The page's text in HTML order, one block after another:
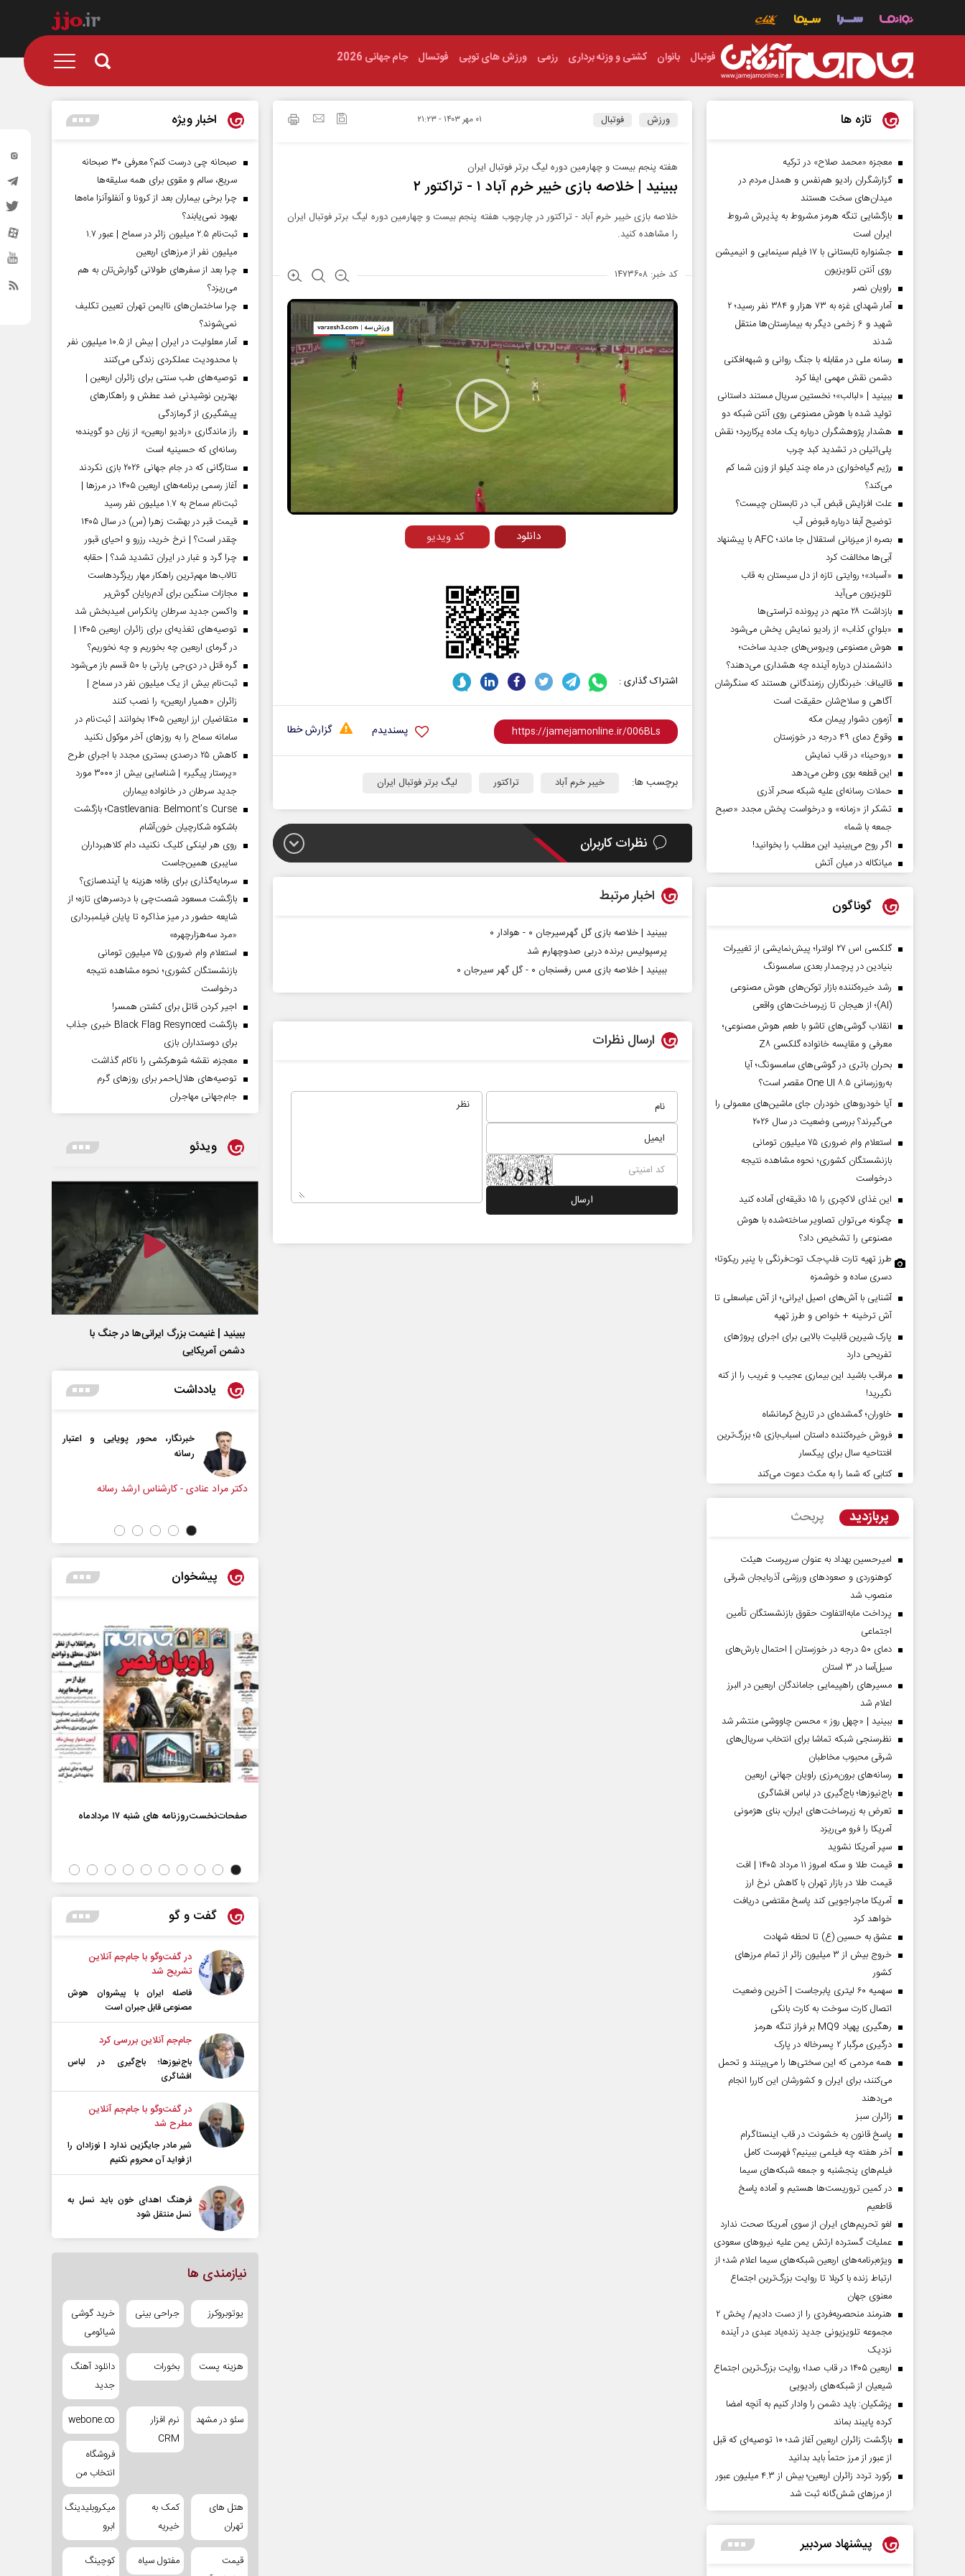
فوتبال بانوان کشتی و وزنه برداری رزمی ورزش های توپی فوتسال جام جهانی 2026
ورزش فوتبال ۰۱ مهر ۱۴۰۳ - ۲۱:۲۳
هفته پنجم بیست و چهارمین دوره لیگ برتر فوتبال ایران
ببینید | خلاصه بازی خیبر خرم آباد ۱ - تراکتور ۲
خلاصه بازی خیبر خرم آباد - تراکتور در چارچوب هفته پنجم بیست و چهارمین دوره لیگ برتر فوتبال ایران
را مشاهده کنید.
کد خبر: ۱۴۷۳۶۰۸
Play
Video
کد ویدیو دانلود
اشتراک گذاری :
گزارش خطا پسندیدم
برچسب ها: خیبر خرم آباد تراکتور لیگ برتر فوتبال ایران
نظرات کاربران
اخبار مرتبط
ببینید | خلاصه بازی گل گهرسیرجان ۰ - هوادار ۰
پرسپولیس برنده دربی صدوچهارم شد
ببینید | خلاصه بازی مس رفسنجان ۰ - گل گهر سیرجان ۰
ارسال نظرات
تازه ها
معجزه «محمد صلاح» در ترکیه
گزارشگران رادیو هم‌نفس و همدل مردم در
میدان‌های سخت هستند
بازگشایی تنگه هرمز مشروط به پذیرش شروط
ایران است
جشنواره تابستانی با ۱۷ فیلم سینمایی و انیمیشن
روی آنتن تلویزیون
راویان نصر
آمار شهدای غزه به ۷۳ هزار و ۳۸۴ نفر رسید؛ ۲
شهید و ۶ زخمی دیگر به بیمارستان‌ها منتقل
شدند
رسانه ملی در مقابله با جنگ روانی و شبهه‌افکنی
دشمن نقش مهمی ایفا کرد
ببینید | «لبالب»؛ نخستین سریال مستند داستانی
تولید شده با هوش مصنوعی روی آنتن شبکه دو
هشدار پژوهشگران درباره یک ماده پرکاربرد؛ نقش
پلی‌اتیلن در تشدید کبد چرب
رژیم گیاه‌خواری در ماه چند کیلو از وزن شما کم
می‌کند؟
علت افزایش قبض آب در تابستان چیست؟
توضیح آبفا درباره قبوض آب
بصره از میزبانی استقلال جا ماند؛ AFC با پیشنهاد
آبی‌ها مخالفت کرد
«آسباد»؛ روایتی تازه از دل سیستان به قاب
تلویزیون می‌آید
بازداشت ۲۸ متهم در پرونده تراستی‌ها
«بلواي کذاب» از رادیو نمایش پخش می‌شود
هوش مصنوعی ویروس‌های جدید ساخت؛
دانشمندان درباره آینده چه هشداری می‌دهند؟
قالیباف: خبرنگاران رزمندگانی هستند که سنگرشان
آگاهی و سلاح‌شان حقیقت است
آزمون دشوار پیمان مکه
وقوع دمای ۴۹ درجه در خوزستان
«روحینا» در قاب نمایش
این قطعه بوی وطن می‌دهد
حملات رسانه‌ای علیه شبکه سحر آذری
تشکر از «زمانه» و درخواست پخش مجدد «صبح
جمعه با شما»
اگر روح می‌بینید این مطلب را بخوانید!
میانکاله در میان آتش
گوناگون
گلکسی اس ۲۷ اولترا؛ پیش‌نمایشی از تغییرات
بنیادین در پرچمدار بعدی سامسونگ
رشد خیره‌کننده بازار توکن‌های هوش مصنوعی
(AI)؛ از هیجان تا زیرساخت‌های واقعی
انقلاب گوشی‌های تاشو‌ با طعم هوش مصنوعی؛
معرفی و مقایسه خانواده گلکسی Z۸
بحران باتری در گوشی‌های سامسونگ؛ آیا
به‌روزرسانی One UI ۸.۵ مقصر است؟
آیا خودروهای خودران جای ماشین‌های معمولی را
می‌گیرند؟ بررسی وضعیت در سال ۲۰۲۶
استعلام وام ضروری ۷۵ میلیون تومانی
بازنشستگان کشوری؛ نحوه مشاهده نتیجه
درخواست
این غذای لاکچری را ۱۵ دقیقه‌ای آماده کنید
چگونه می‌توان تصاویر ساخته‌شده با هوش
مصنوعی را تشخیص داد؟
طرز تهیه تارت فلپ‌جک توت‌فرنگی با پنیر ریکوتا؛
دسری ساده و خوشمزه
آشنایی با آش‌های اصیل ایرانی؛ از آش عباسعلی تا
آش ترخینه + خواص و طرز تهیه
پارک شیرین قابلیت‌ بالایی برای اجرای پروژهای
تفریحی دارد
مراقب باشید این بیماری عجیب و غریب را از کنه
نگیرید!
خاوران؛ گمشده‌ای در تاریخ کرمانشاه
فروش خیره‌کننده داستان اسباب‌بازی ۵؛ بزرگ‌ترین
افتتاحیه سال برای پیکسار
کتابی که شما را به مکث دعوت می‌کند
پربازدید پربحث
امیرحسین بهداد به عنوان سرپرست هیئت
کوهنوردی و صعودهای ورزشی آذربایجان شرقی
منصوب شد
پرداخت مابه‌التفاوت حقوق بازنشستگان تأمین
اجتماعی
دمای ۵۰ درجه در خوزستان | احتمال بارش‌های
سیل‌آسا در ۳ استان
مسیر‌های راهپیمایی جاماندگان اربعین در البرز
اعلام شد
ببینید | «چهل روز » محسن چاووشی منتشر شد
نظرسنجی شبکه تماشا برای انتخاب سریال‌های
شرقی محبوب مخاطبان
رسانه‌های برون‌مرزی راویان جهانی اربعین
باج‌نیوزها؛ باج‌گیری در لباس افشاگری
تعرض به زیرساخت‌های ایران، بنای هژمونی
آمریکا را فرو می‌ریزد
سپر آمریکا نشوید
قیمت طلا و سکه امروز ۱۱ مرداد ۱۴۰۵ | افت
قیمت طلا در بازار تهران با کاهش نرخ ارز
آمریکا ماجراجویی کند پاسخ مقتضی دریافت
خواهد کرد
عشق به حسین (ع) تا لحظه شهادت
خروج بیش از ۳ میلیون زائر از تمام مرز‌های
کشور
سهمیه ۶۰ لیتری پابرجاست | آخرین وضعیت
اتصال کارت سوخت به کارت بانکی
رهگیری پهپاد MQ9 بر فراز تنگه هرمز
درگیری مرگبار ۲ پسرخاله در پارک
همه مردمی که این سختی‌ها را می‌بینند و تحمل
می‌کنند، برای ایران و کشورشان این کاررا انجام
می‌دهند
‌زائران سبز
پاسخ قانون به خشونت در قاب اینستاگرام
آخر هفته چه فیلمی ببینیم؟ فهرست کامل
فیلم‌های پنجشنبه و جمعه شبکه‌های سیما
در کمین تروریست‌ها هستیم و آماده پاسخ
قاطعیم
لغو تحریم‌های ایران از سوی آمریکا صحت ندارد
عملیات گسترده ارتش یمن علیه نیروهای سعودی
ویژه‌برنامه‌های اربعین شبکه‌های سیما اعلام شد؛ از
ارتباط زنده با کربلا تا روایت بزرگ‌ترین اجتماع
معنوی جهان
هنرمند منحصر‌به‌فردی را از دست دادیم/ پخش ۲
مجموعه تلویزیونی جدید زنده‌یاد عبدی در آینده
نزدیک
اربعین ۱۴۰۵ در قاب صدا؛ روایت بزرگ‌ترین اجتماع
شیعیان از شبکه‌های رادیویی
پزشکیان: باید دشمن را وادار کنیم به آنچه امضا
کرده پایبند بماند
بازگشت زائران اربعین آغاز شد؛ ۱۰ توصیه‌ای که قبل
از عبور از مرز حتماً باید بدانید
رکورد تردد زائران اربعین؛ بیش از ۴.۳ میلیون عبور
از مرزهای شش‌گانه ثبت شد
پیشنهاد سردبیر
اخبار ویژه
صبحانه چی درست کنم؟ معرفی ۳۰ صبحانه
سریع، سالم و مقوی برای همه سلیقه‌ها
چرا برخی بیماران بعد از کرونا و آنفلوآنزا ماه‌ها
بهبود نمی‌یابند؟
ثبت‌نام ۲.۵ میلیون زائر در سماح | عبور ۱.۷
میلیون نفر از مرز‌های اربعین
چرا بعد از سفرهای طولانی گوارش‌تان به هم
می‌ریزد؟
چرا ساختمان‌های ناایمن تهران تعیین تکلیف
نمی‌شوند؟
آمار معلولیت در ایران | بیش از ۱۰.۵ میلیون نفر
با محدودیت عملکردی زندگی می‌کنند
توصیه‌های طب سنتی برای زائران اربعین |
بهترین نوشیدنی ضد عطش و راهکارهای
پیشگیری از گرمازدگی
راز ماندگاری «رادیو اربعین» از زبان دو گوینده؛
رسانه‌ای که حسینیه است
ستارگانی که در جام جهانی ۲۰۲۶ بازی نکردند
آغاز رسمی برنامه‌های اربعین ۱۴۰۵ در مرز‌ها |
ثبت‌نام سماح به ۱.۷ میلیون نفر رسید
قیمت قبر در بهشت زهرا (س) در سال ۱۴۰۵
چقدر است؟ | نرخ خرید، رزرو و احیای قبور
چرا گرد و غبار در ایران تشدید شد؟ | حقابه
تالاب‌ها مهم‌ترین راهکار مهار ریزگردهاست
مجازات سنگین برای آدم‌ربایان گوش‌بر
واکسن جدید سرطان پانکراس امیدبخش شد
توصیه‌های تغذیه‌ای برای زائران اربعین ۱۴۰۵ |
در گرمای اربعین چه بخوریم و چه نخوریم؟
گره قتل در دی‌جی پارتی با ۵۰ قسم باز می‌شود
ثبت‌نام بیش از یک میلیون نفر در سماح |
زائران «همیار اربعین» را نصب کنند
متقاضیان ارز اربعین ۱۴۰۵ بخوانند | ثبت‌نام در
سامانه سماح را به روز‌های آخر موکول نکنید
کاهش ۲۵ درصدی بستری مجدد با اجرای طرح
«پرستار پیگیر» | شناسایی بیش از ۳۰۰۰ مورد
جدید سرطان در خانواده بیماران
Castlevania: Belmont’s Curse؛ بازگشت
باشکوه شکارچیان خون‌آشام
روی هر لینکی کلیک نکنید، دام کلاهبرداران
سایبری همین‌جاست
سرمایه‌گذاری برای رفاه؛ هزینه یا آینده‌سازی؟
بازگشت مسعود شصت‌چی با دردسر‌های تازه؛ از
شایعه حضور در میز مذاکره تا پایان فیلمبرداری
«مرد سه‌هزارچهره»
استعلام وام ضروری ۷۵ میلیون تومانی
بازنشستگان کشوری؛ نحوه مشاهده نتیجه
درخواست
اجیر کردن قاتل برای کشتن همسر!
بازگشت Black Flag Resynced خبری جذاب
برای دوستداران بازی
معجزه، نقشه شوهرکشی را ناکام گذاشت
توصیه‌های هلال‌احمر برای روز‌های گرم
جام‌جهانی مهاجران
ویدئو
ببینید | غنیمت بزرگ ایرانی‌ها در جنگ با
دشمن آمریکایی
یادداشت
راوی حقیقتِ آرامش‌ بخش روز روایتگران حقیقت
دکتر حسین قرایی - مدیر کل روابط عمومی
خبرنگار، محور پویایی و اعتبار
دکتر مراد عنادی - کارشناس ارشد رسانه
دروازه‌بانی اندوه در مسیر امید
پیشخوان
صفحات نخست‌روزنامه‌ها‌ی‌چهارشنبه‌۷‌مردادماه
صفحات‌نخست‌روزنامه ها‌ی شنبه ۱۷ مردادماه
گفت و گو
در گفت‌و‌گو با جام‌جم آنلاین
تشریح شد
فاصله ایران با پیشرو‌ان هوش
مصنوعی قابل جبران است
جام‌جم آنلاین بررسی کرد
باج‌نیوزها؛ باج‌گیری در لباس
افشاگری
در گفت‌و‌گو با جام‌جم آنلاین
مطرح شد
شیر مادر جایگزین ندارد | نوزادان را
از فواید آن محروم نکنیم
فرهنگ اهدای خون باید نسل به
نسل منتقل شود
نیازمندی ها
یوتوبروکرز جراحی بینی
خرید گوشی
شیائومی
هزینه پست بخورات
دانلود آهنگ
جدید
سئو در مشهد
نرم افزار
CRM
webone.co
فروشگاه
انتخاب من
هتل های
تهران
کمک به
خیریه
میکروبلیدینگ
ابرو
قیمت
مفتول سیاه
کوچینگ